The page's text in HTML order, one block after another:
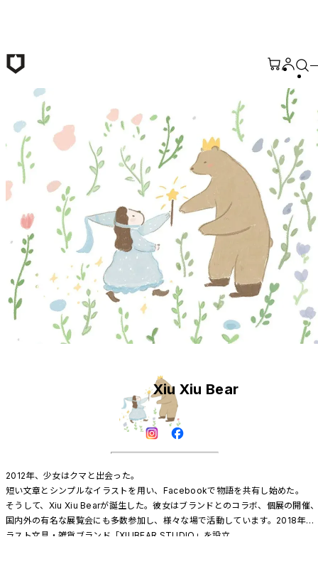
Xiu Xiu Bear
2012年、少女はクマと出会った。
短い文章とシンプルなイラストを用い、Facebookで物語を共有し始めた。
そうして、Xiu Xiu Bearが誕生した。彼女はブランドとのコラボ、個展の開催
国内外の有名な展覧会にも多数参加し、様々な場で活動しています。2018年、
ラスト文具・雑貨ブランド「XIUBEAR STUDIO」を設立。